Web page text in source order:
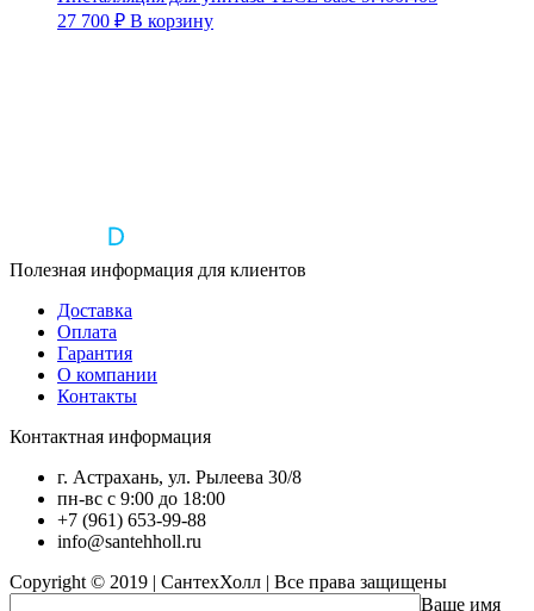
27 700 ₽ В корзину
Полезная информация для клиентов
Доставка
Оплата
Гарантия
О компании
Контакты
Контактная информация
г. Астрахань, ул. Рылеева 30/8
пн-вс с 9:00 до 18:00
+7 (961) 653-99-88
info@santehholl.ru
Copyright © 2019 | СантехХолл | Все права защищены
Ваше имя